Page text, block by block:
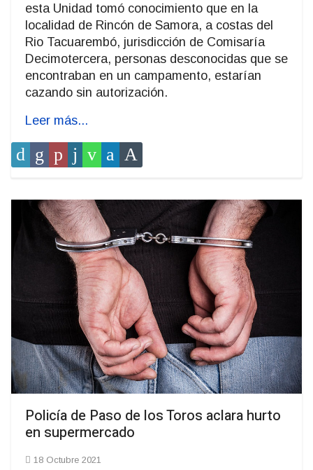
esta Unidad tomó conocimiento que en la
localidad de Rincón de Samora, a costas del
Rio Tacuarembó, jurisdicción de Comisaría
Decimotercera, personas desconocidas que se
encontraban en un campamento, estarían
cazando sin autorización.
Leer más...
Policía de Paso de los Toros aclara hurto
en supermercado
18 Octubre 2021